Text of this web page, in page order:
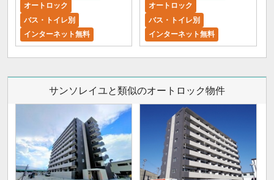
オートロック
バス・トイレ別
インターネット無料
オートロック
バス・トイレ別
インターネット無料
サンソレイユと類似のオートロック物件